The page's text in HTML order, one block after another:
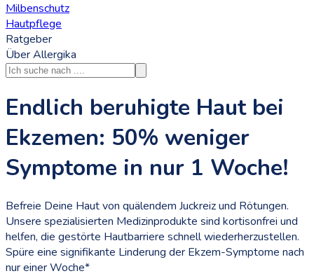
Milbenschutz
Hautpflege
Ratgeber
Über Allergika
Endlich beruhigte Haut bei
Ekzemen: 50% weniger
Symptome in nur 1 Woche!
Befreie Deine Haut von quälendem Juckreiz und Rötungen.
Unsere spezialisierten Medizinprodukte sind kortisonfrei und
helfen, die gestörte Hautbarriere schnell wiederherzustellen.
Spüre eine signifikante Linderung der Ekzem-Symptome nach
nur einer Woche*